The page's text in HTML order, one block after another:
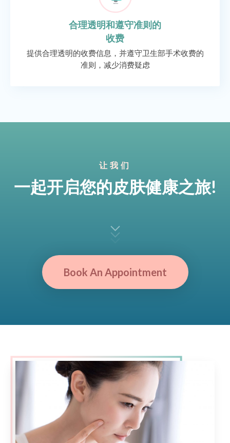
合理透明和遵守准则的
收费
提供合理透明的收费信息，并遵守卫生部手术收费的
准则，减少消费疑虑
让我们
一起开启您的皮肤健康之旅!
Book An Appointment